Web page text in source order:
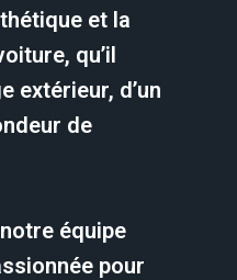
et la
qu’il
extérieur, d’un
de
équipe
pour